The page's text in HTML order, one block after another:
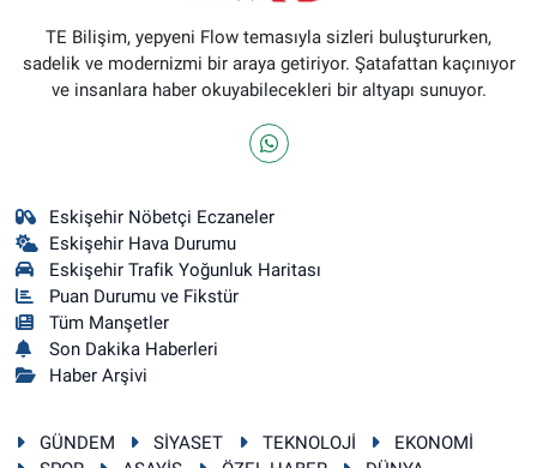
TE Bilişim, yepyeni Flow temasıyla sizleri buluştururken,
sadelik ve modernizmi bir araya getiriyor. Şatafattan kaçınıyor
ve insanlara haber okuyabilecekleri bir altyapı sunuyor.
Eskişehir Nöbetçi Eczaneler
Eskişehir Hava Durumu
Eskişehir Trafik Yoğunluk Haritası
Puan Durumu ve Fikstür
Tüm Manşetler
Son Dakika Haberleri
Haber Arşivi
GÜNDEM SİYASET TEKNOLOJİ
EKONOMİ